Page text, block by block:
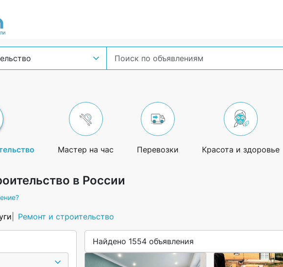
Мастер на час Перевозки Красота и здоровье
в России
Ремонт и строительство
Найдено 1554 объявления